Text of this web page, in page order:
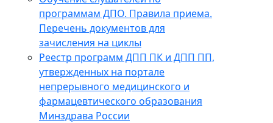
программам ДПО. Правила приема.
Перечень документов для
зачисления на циклы
Реестр программ ДПП ПК и ДПП ПП,
утвержденных на портале
непрерывного медицинского и
фармацевтического образования
Минздрава России